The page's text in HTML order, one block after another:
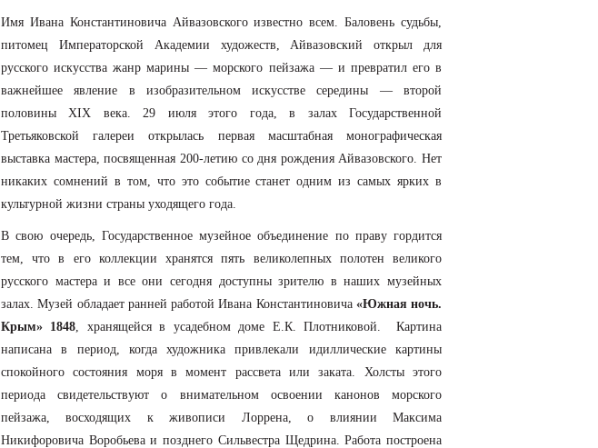
Имя Ивана Константиновича Айвазовского известно всем. Баловень судьбы,
питомец Императорской Академии художеств, Айвазовский открыл для
русского искусства жанр марины — морского пейзажа — и превратил его в
важнейшее явление в изобразительном искусстве середины — второй
половины XIX века. 29 июля этого года, в залах Государственной
Третьяковской галереи открылась первая масштабная монографическая
выставка мастера, посвященная 200-летию со дня рождения Айвазовского. Нет
никаких сомнений в том, что это событие станет одним из самых ярких в
культурной жизни страны уходящего года.
В свою очередь, Государственное музейное объединение по праву гордится
тем, что в его коллекции хранятся пять великолепных полотен великого
русского мастера и все они сегодня доступны зрителю в наших музейных
залах. Музей обладает ранней работой Ивана Константиновича «Южная ночь.
Крым» 1848, хранящейся в усадебном доме Е.К. Плотниковой. Картина
написана в период, когда художника привлекали идиллические картины
спокойного состояния моря в момент рассвета или заката. Холсты этого
периода свидетельствуют о внимательном освоении канонов морского
пейзажа, восходящих к живописи Лоррена, о влиянии Максима
Никифоровича Воробьева и позднего Сильвестра Щедрина. Работа построена